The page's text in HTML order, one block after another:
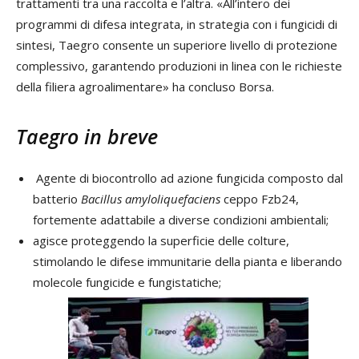
programmi di difesa integrata, in strategia con i fungicidi di
sintesi, Taegro consente un superiore livello di protezione
complessivo, garantendo produzioni in linea con le richieste
della filiera agroalimentare» ha concluso Borsa.
Taegro in breve
Agente di biocontrollo ad azione fungicida composto dal
batterio Bacillus amyloliquefaciens ceppo Fzb24,
fortemente adattabile a diverse condizioni ambientali;
agisce proteggendo la superficie delle colture,
stimolando le difese immunitarie della pianta e liberando
molecole fungicide e fungistatiche;